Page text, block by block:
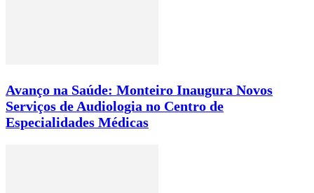
Avanço na Saúde: Monteiro Inaugura Novos
Serviços de Audiologia no Centro de
Especialidades Médicas